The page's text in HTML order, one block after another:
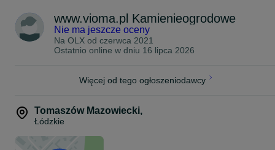
www.vioma.pl Kamienieogrodowe
Nie ma jeszcze oceny
Na OLX od czerwca 2021
Ostatnio online w dniu 16 lipca 2026
Więcej od tego ogłoszeniodawcy
Tomaszów Mazowiecki,
Łódzkie